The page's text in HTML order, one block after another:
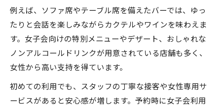
例えば、ソファ席やテーブル席を備えたバーでは、ゆっ
たりと会話を楽しみながらカクテルやワインを味わえま
す。女子会向けの特別メニューやデザート、おしゃれな
ノンアルコールドリンクが用意されている店舗も多く、
女性から高い支持を得ています。
初めての利用でも、スタッフの丁寧な接客や女性専用サ
ービスがあると安心感が増します。予約時に女子会利用